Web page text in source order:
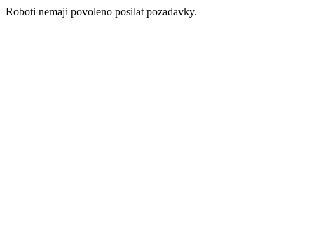
Roboti nemaji povoleno posilat pozadavky.